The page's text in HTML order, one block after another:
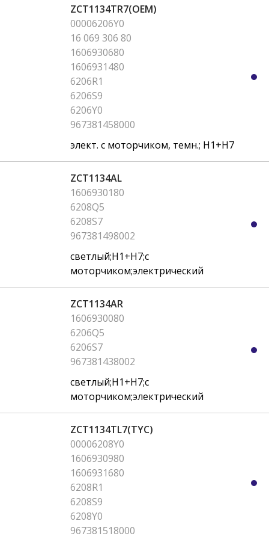
ZCT1134TR7(OEM)
00006206Y0
16 069 306 80
1606930680
1606931480
6206R1
6206S9
6206Y0
967381458000
элект. с моторчиком, темн.; H1+H7
ZCT1134AL
1606930180
6208Q5
6208S7
967381498002
светлый;H1+H7;с
моторчиком;электрический
ZCT1134AR
1606930080
6206Q5
6206S7
967381438002
светлый;H1+H7;с
моторчиком;электрический
ZCT1134TL7(TYC)
00006208Y0
1606930980
1606931680
6208R1
6208S9
6208Y0
967381518000